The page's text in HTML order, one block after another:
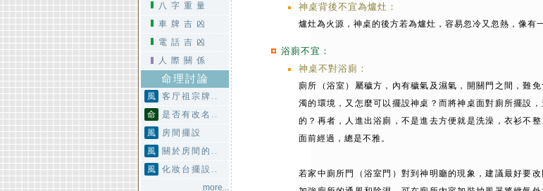
八字重量
車牌吉凶
電話吉凶
人際關係
命理討論
風
客厅祖宗牌..
命
是否有改名..
風
房間擺設
風
關於房間的..
風
化妝台擺設..
more...
神桌背後不宜為爐灶：
爐灶為火源，神桌的後方若為爐灶，容易忽冷又忽熱，像有
浴廁不宜：
神桌不對浴廁：
廁所（浴室）屬穢方，內有穢氣及濕氣，開關門之間，難
濁的環境，又怎麼可以擺設神桌？而將神桌面對廁所擺設
的？再者，人進出浴廁，不是進去方便就是洗澡，衣衫不
面前經過，總是不雅。
若家中廁所門（浴室門）對到神明廳的現象，建議最好要